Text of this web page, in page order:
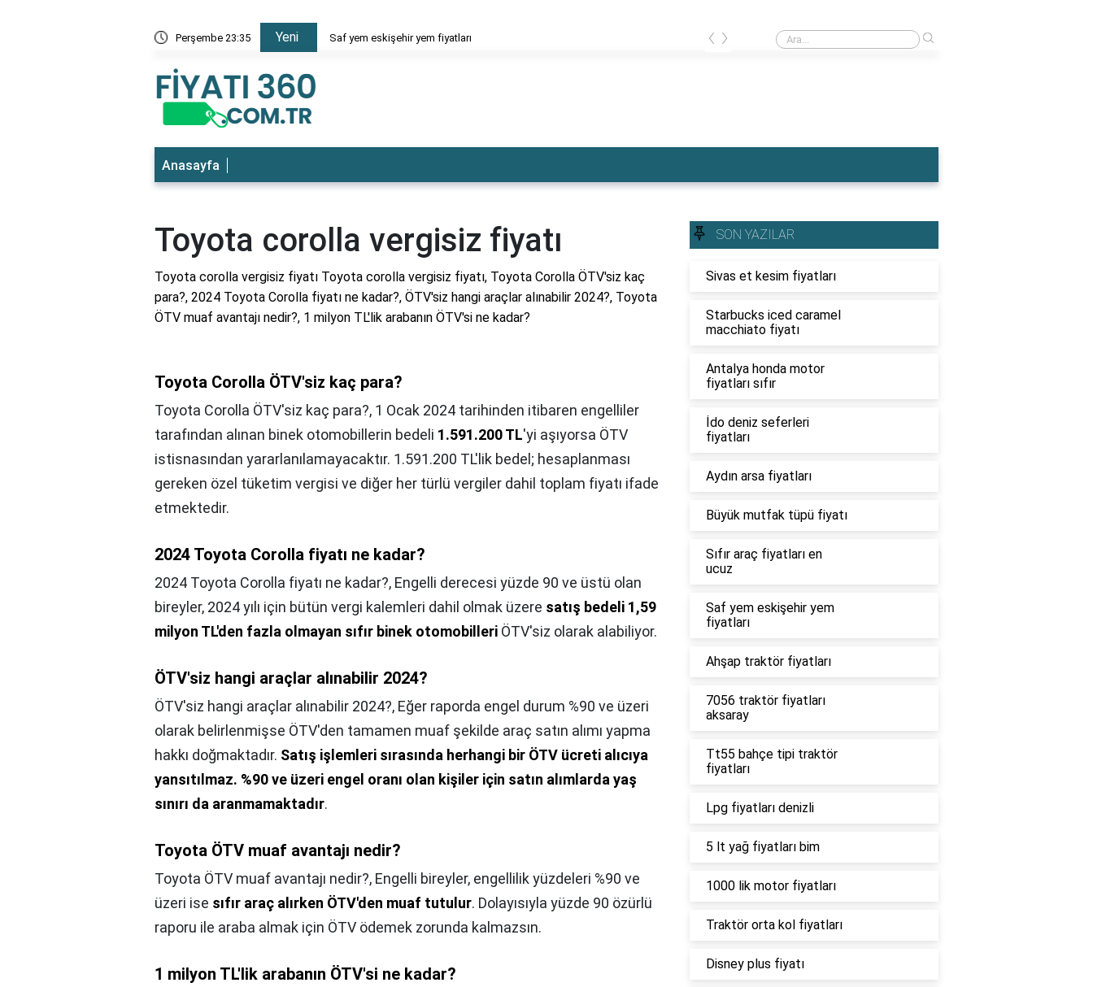
Perşembe 23:35 Yeni Saf yem eskişehir yem fiyatları Ahşap traktör fiyatları
‹ ›
Anasayfa
Toyota corolla vergisiz fiyatı
Toyota corolla vergisiz fiyatı Toyota corolla vergisiz fiyatı, Toyota Corolla ÖTV'siz kaç
para?, 2024 Toyota Corolla fiyatı ne kadar?, ÖTV'siz hangi araçlar alınabilir 2024?, Toyota
ÖTV muaf avantajı nedir?, 1 milyon TL'lik arabanın ÖTV'si ne kadar?
Toyota Corolla ÖTV'siz kaç para?
Toyota Corolla ÖTV'siz kaç para?, 1 Ocak 2024 tarihinden itibaren engelliler
tarafından alınan binek otomobillerin bedeli 1.591.200 TL'yi aşıyorsa ÖTV
istisnasından yararlanılamayacaktır. 1.591.200 TL'lik bedel; hesaplanması
gereken özel tüketim vergisi ve diğer her türlü vergiler dahil toplam fiyatı ifade
etmektedir.
2024 Toyota Corolla fiyatı ne kadar?
2024 Toyota Corolla fiyatı ne kadar?, Engelli derecesi yüzde 90 ve üstü olan
bireyler, 2024 yılı için bütün vergi kalemleri dahil olmak üzere satış bedeli 1,59
milyon TL'den fazla olmayan sıfır binek otomobilleri ÖTV'siz olarak alabiliyor.
ÖTV'siz hangi araçlar alınabilir 2024?
ÖTV'siz hangi araçlar alınabilir 2024?, Eğer raporda engel durum %90 ve üzeri
olarak belirlenmişse ÖTV'den tamamen muaf şekilde araç satın alımı yapma
hakkı doğmaktadır. Satış işlemleri sırasında herhangi bir ÖTV ücreti alıcıya
yansıtılmaz. %90 ve üzeri engel oranı olan kişiler için satın alımlarda yaş
sınırı da aranmamaktadır.
Toyota ÖTV muaf avantajı nedir?
Toyota ÖTV muaf avantajı nedir?, Engelli bireyler, engellilik yüzdeleri %90 ve
üzeri ise sıfır araç alırken ÖTV'den muaf tutulur. Dolayısıyla yüzde 90 özürlü
raporu ile araba almak için ÖTV ödemek zorunda kalmazsın.
1 milyon TL'lik arabanın ÖTV'si ne kadar?
SON YAZILAR
Sivas et kesim fiyatları
Starbucks iced caramel
macchiato fiyatı
Antalya honda motor
fiyatları sıfır
İdo deniz seferleri
fiyatları
Aydın arsa fiyatları
Büyük mutfak tüpü fiyatı
Sıfır araç fiyatları en
ucuz
Saf yem eskişehir yem
fiyatları
Ahşap traktör fiyatları
7056 traktör fiyatları
aksaray
Tt55 bahçe tipi traktör
fiyatları
Lpg fiyatları denizli
5 lt yağ fiyatları bim
1000 lik motor fiyatları
Traktör orta kol fiyatları
Disney plus fiyatı